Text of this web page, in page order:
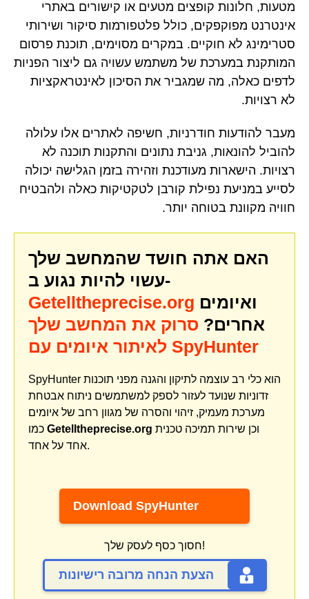
מטעות, חלונות קופצים מטעים או קישורים באתרי
אינטרנט מפוקפקים, כולל פלטפורמות סיקור ושירותי
סטרימינג לא חוקיים. במקרים מסוימים, תוכנת פרסום
המותקנת במערכת של משתמש עשויה גם ליצור הפניות
לדפים כאלה, מה שמגביר את הסיכון לאינטראקציות
לא רצויות.
מעבר להודעות חודרניות, חשיפה לאתרים אלו עלולה
להוביל להונאות, גניבת נתונים והתקנות תוכנה לא
רצויות. הישארות מעודכנת וזהירה בזמן הגלישה יכולה
לסייע במניעת נפילת קורבן לטקטיקות כאלה ולהבטיח
חוויה מקוונת בטוחה יותר.
האם אתה חושד שהמחשב שלך
עשוי להיות נגוע ב-
Getelltheprecise.org
אחרים? סרוק את המחשב שלך
לאיתור איומים עם SpyHunter
SpyHunter הוא כלי רב עוצמה לתיקון והגנה מפני תוכנות
זדוניות שנועד לעזור לספק למשתמשים ניתוח אבטחת
מערכת מעמיק, זיהוי והסרה של מגוון רחב של איומים
Getelltheprecise.org
אחד על אחד.
Download SpyHunter
חסוך כסף לעסק שלך!
הצעת הנחה מרובה רישיונות